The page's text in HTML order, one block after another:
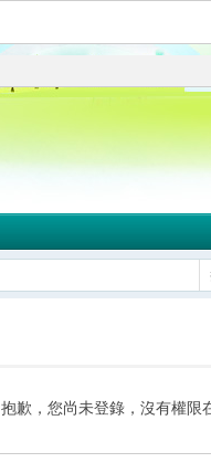
抱歉，您尚未登錄，沒有權限